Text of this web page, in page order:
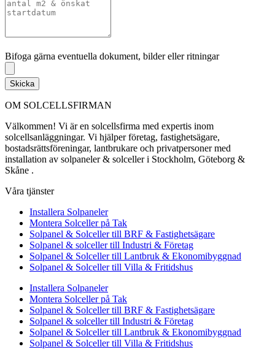
Bifoga gärna eventuella dokument, bilder eller ritningar
Skicka
OM SOLCELLSFIRMAN
Välkommen! Vi är en solcellsfirma med expertis inom
solcellsanläggningar. Vi hjälper företag, fastighetsägare,
bostadsrättsföreningar, lantbrukare och privatpersoner med
installation av solpaneler & solceller i Stockholm, Göteborg &
Skåne .
Våra tjänster
Installera Solpaneler
Montera Solceller på Tak
Solpanel & Solceller till BRF & Fastighetsägare
Solpanel & solceller till Industri & Företag
Solpanel & Solceller till Lantbruk & Ekonomibyggnad
Solpanel & Solceller till Villa & Fritidshus
Installera Solpaneler
Montera Solceller på Tak
Solpanel & Solceller till BRF & Fastighetsägare
Solpanel & solceller till Industri & Företag
Solpanel & Solceller till Lantbruk & Ekonomibyggnad
Solpanel & Solceller till Villa & Fritidshus